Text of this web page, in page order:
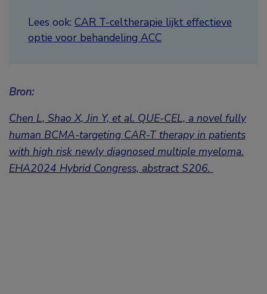
Lees ook: CAR T-celtherapie lijkt effectieve
optie voor behandeling ACC
Bron:
Chen L, Shao X, Jin Y, et al. QUE-CEL, a novel fully
human BCMA-targeting CAR-T therapy in patients
with high risk newly diagnosed multiple myeloma.
EHA2024 Hybrid Congress, abstract S206.